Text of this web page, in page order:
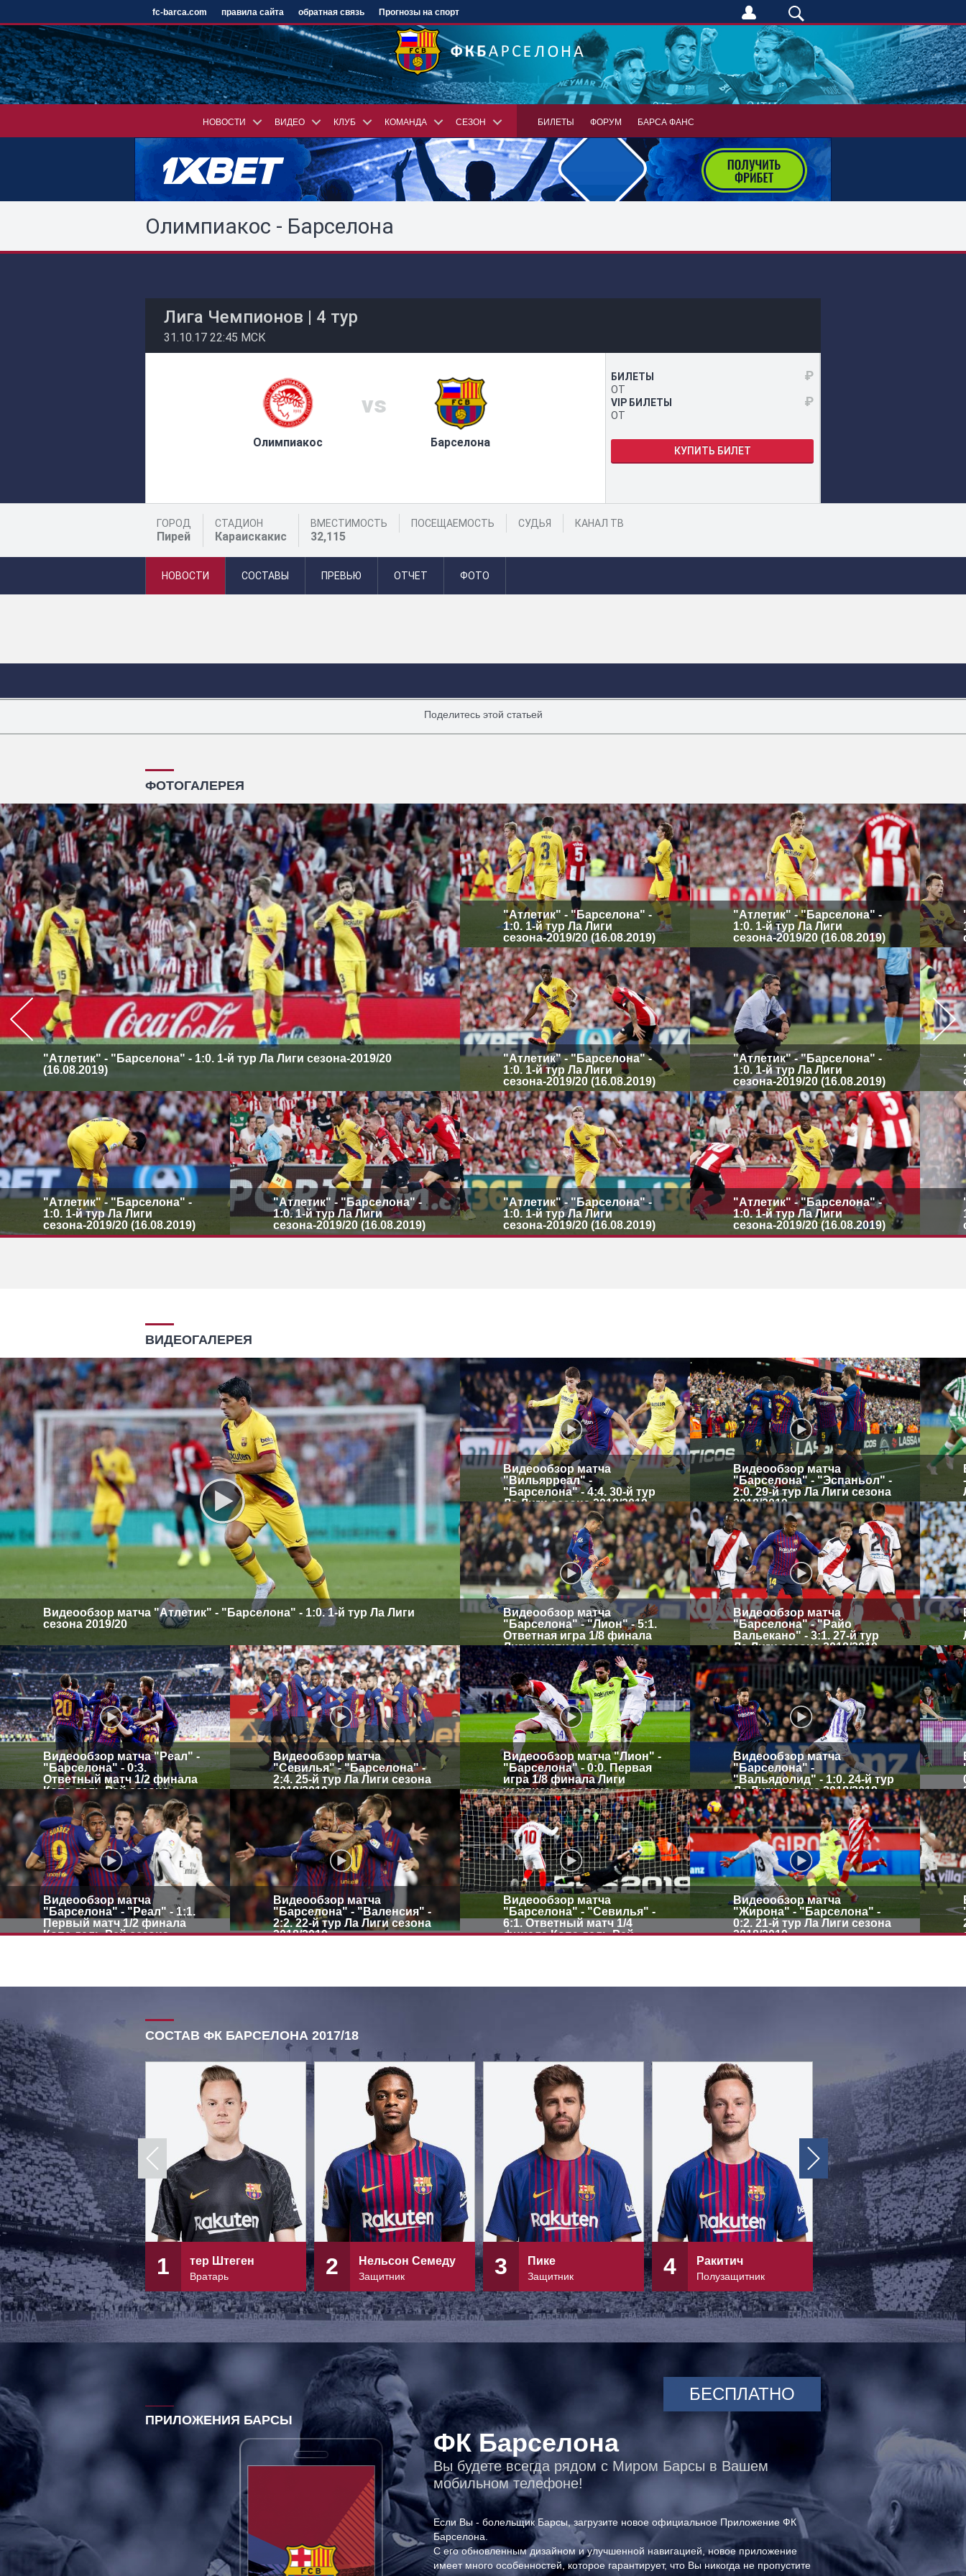
fc-barca.com правила сайта обратная связь Прогнозы на спорт
НОВОСТИ ВИДЕО КЛУБ КОМАНДА СЕЗОН БИЛЕТЫ ФОРУМ БАРСА ФАНС
Олимпиакос - Барселона
Лига Чемпионов | 4 тур
31.10.17 22:45 МСК
Олимпиакос
vs
Барселона
БИЛЕТЫ
ОТ
₽
VIP БИЛЕТЫ
ОТ
₽
КУПИТЬ БИЛЕТ
ГОРОД
Пирей
СТАДИОН
Караискакис
ВМЕСТИМОСТЬ
32,115
ПОСЕЩАЕМОСТЬ СУДЬЯ КАНАЛ ТВ
НОВОСТИ СОСТАВЫ ПРЕВЬЮ ОТЧЕТ ФОТО
Поделитесь этой статьей
ФОТОГАЛЕРЕЯ
"Атлетик" - "Барселона" - 1:0. 1-й тур Ла Лиги сезона-2019/20
(16.08.2019)
"Атлетик" - "Барселона" -
1:0. 1-й тур Ла Лиги
сезона-2019/20 (16.08.2019)
"Атлетик" - "Барселона" -
1:0. 1-й тур Ла Лиги
сезона-2019/20 (16.08.2019)
"Атлетик" - "Барселона" -
1:0. 1-й тур Ла Лиги
сезона-2019/20 (16.08.2019)
"Атлетик" - "Барселона" -
1:0. 1-й тур Ла Лиги
сезона-2019/20 (16.08.2019)
"Атлетик" - "Барселона" -
1:0. 1-й тур Ла Лиги
сезона-2019/20 (16.08.2019)
"Атлетик" - "Барселона" -
1:0. 1-й тур Ла Лиги
сезона-2019/20 (16.08.2019)
"Атлетик" - "Барселона" -
1:0. 1-й тур Ла Лиги
сезона-2019/20 (16.08.2019)
"Атлетик" - "Барселона" -
1:0. 1-й тур Ла Лиги
сезона-2019/20 (16.08.2019)
ВИДЕОГАЛЕРЕЯ
Видеообзор матча "Атлетик" - "Барселона" - 1:0. 1-й тур Ла Лиги
сезона 2019/20
Видеообзор матча
"Вильярреал" -
"Барселона" - 4:4. 30-й тур
Ла Лиги сезона 2018/2019
Видеообзор матча
"Барселона" - "Эспаньол" -
2:0. 29-й тур Ла Лиги сезона
2018/2019
Видеообзор матча
"Барселона" - "Лион" - 5:1.
Ответная игра 1/8 финала
Лиги чемпионов сезона
2018/2019
Видеообзор матча
"Барселона" - "Райо
Вальекано" - 3:1. 27-й тур
Ла Лиги сезона 2018/2019
Видеообзор матча "Реал" -
"Барселона" - 0:3.
Ответный матч 1/2 финала
Копа дель Рей сезона
2018/2019
Видеообзор матча
"Севилья" - "Барселона" -
2:4. 25-й тур Ла Лиги сезона
2018/2019
Видеообзор матча "Лион" -
"Барселона" - 0:0. Первая
игра 1/8 финала Лиги
чемпионов сезона
2018/2019
Видеообзор матча
"Барселона" -
"Вальядолид" - 1:0. 24-й тур
Ла Лиги сезона 2018/2019
Видеообзор матча
"Барселона" - "Реал" - 1:1.
Первый матч 1/2 финала
Копа дель Рей сезона
Видеообзор матча
"Барселона" - "Валенсия" -
2:2. 22-й тур Ла Лиги сезона
2018/2019
Видеообзор матча
"Барселона" - "Севилья" -
6:1. Ответный матч 1/4
финала Копа дель Рей
Видеообзор матча
"Жирона" - "Барселона" -
0:2. 21-й тур Ла Лиги сезона
2018/2019
СОСТАВ ФК БАРСЕЛОНА 2017/18
1 тер Штеген
Вратарь 2 Нельсон Семеду
Защитник 3 Пике
Защитник 4 Ракитич
Полузащитник 5 Бускетс
Полузащитник
ПРИЛОЖЕНИЯ БАРСЫ
ФК Барселона
Вы будете всегда рядом с Миром Барсы в Вашем
мобильном телефоне!
Если Вы - болельщик Барсы, загрузите новое официальное Приложение ФК
Барселона.
С его обновленным дизайном и улучшенной навигацией, новое приложение
имеет много особенностей, которое гарантирует, что Вы никогда не пропустите
БЕСПЛАТНО